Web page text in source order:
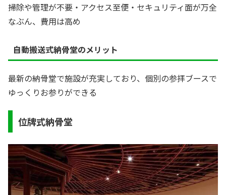
掃除や管理が不要・アクセス至便・セキュリティ面が万全
なぶん、費用は高め
自動搬送式納骨堂のメリット
最新の納骨堂で施設が充実しており、個別の参拝ブースで
ゆっくりお参りができる
位牌式納骨堂